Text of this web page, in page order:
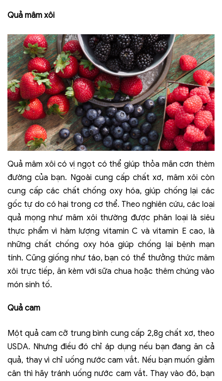
Quả mâm xôi
Quả mâm xôi có vị ngọt có thể giúp thỏa mãn cơn thèm
đường của bạn. Ngoài cung cấp chất xơ, mâm xôi còn
cung cấp các chất chống oxy hóa, giúp chống lại các
gốc tự do có hại trong cơ thể. Theo nghiên cứu, các loại
quả mọng như mâm xôi thường được phân loại là siêu
thực phẩm vì hàm lượng vitamin C và vitamin E cao, là
những chất chống oxy hóa giúp chống lại bệnh mạn
tính. Cũng giống như táo, bạn có thể thưởng thức mâm
xôi trực tiếp, ăn kèm với sữa chua hoặc thêm chúng vào
món sinh tố.
Quả cam
Một quả cam cỡ trung bình cung cấp 2,8g chất xơ, theo
USDA. Nhưng điều đó chỉ áp dụng nếu bạn đang ăn cả
quả, thay vì chỉ uống nước cam vắt. Nếu bạn muốn giảm
cân thì hãy tránh uống nước cam vắt. Thay vào đó, bạn